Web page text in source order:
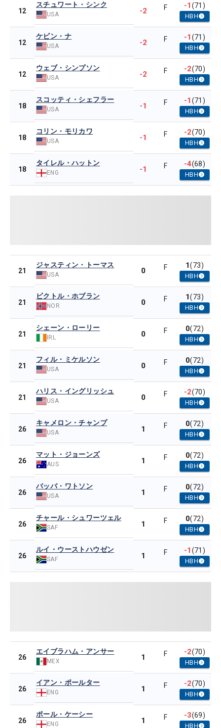
12
スチュワート・シンク
USA -2 F -1(71)
HBH
12
ケビン・ナ
USA -2 F -1(71)
HBH
12
ウェブ・シンプソン
USA -2 F -2(70)
HBH
18
スコッティ・シェフラー
USA -1 F -1(71)
HBH
18
コリン・モリカワ
USA -1 F -2(70)
HBH
18
タイレル・ハットン
ENG -1 F -4(68)
HBH
21
ジャスティン・トーマス
USA 0 F 1(73)
HBH
21
ビクトル・ホブラン
NOR 0 F 1(73)
HBH
21
シェーン・ローリー
IRL 0 F 0(72)
HBH
21
フィル・ミケルソン
USA 0 F 0(72)
HBH
21
ハリス・イングリッシュ
USA 0 F -2(70)
HBH
26
キャメロン・チャンプ
USA 1 F 0(72)
HBH
26
マット・ジョーンズ
AUS 1 F 0(72)
HBH
26
バッバ・ワトソン
USA 1 F 0(72)
HBH
26
チャール・シュワーツェル
SAF 1 F 0(72)
HBH
26
ルイ・ウーストハウゼン
SAF 1 F -1(71)
HBH
26
エイブラハム・アンサー
MEX 1 F -2(70)
HBH
26
イアン・ポールター
ENG 1 F -2(70)
HBH
26
ポール・ケーシー
ENG 1 F -3(69)
HBH